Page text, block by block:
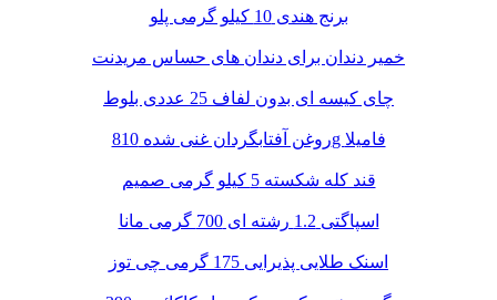
برنج هندی 10 کیلو گرمی پلو
خمیر دندان برای دندان های حساس مریدنت
چای کیسه ای بدون لفاف 25 عددی بلوط
روغن آفتابگردان غنی شده 810g فامیلا
قند کله شکسته 5 کیلو گرمی صمیم
اسپاگتی 1.2 رشته ای 700 گرمی مانا
اسنک طلایی پذیرایی 175 گرمی چی توز